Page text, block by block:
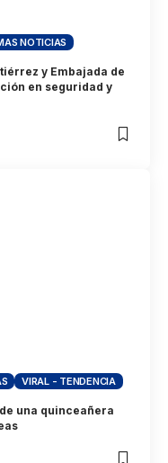
NOTICIAS
y Embajada de
en seguridad y
VIRAL - TENDENCIA
una quinceañera